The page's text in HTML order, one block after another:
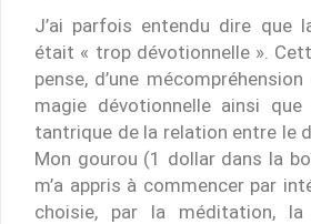
J’ai parfois entendu dire que
était « trop dévotionnelle ».
pense, d’une
magie dévotionnelle ainsi
tantrique de la relation entre le
Mon gourou (1 dollar dans la
m’a appris à commencer par
choisie, par la méditation, la